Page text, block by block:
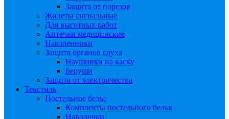
Защита от порезов
Жилеты сигнальные
Для высотных работ
Аптечки медицинские
Наколенники
Защита органов слуха
Наушники на каску
Беруши
Защита от электричества
Текстиль
Постельное белье
Комплекты постельного белья
Наволочки